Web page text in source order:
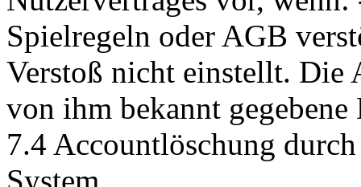
Spielregeln oder AGB
Verstoß nicht einstellt. Die
von ihm bekannt
7.4 Accountlöschung
System